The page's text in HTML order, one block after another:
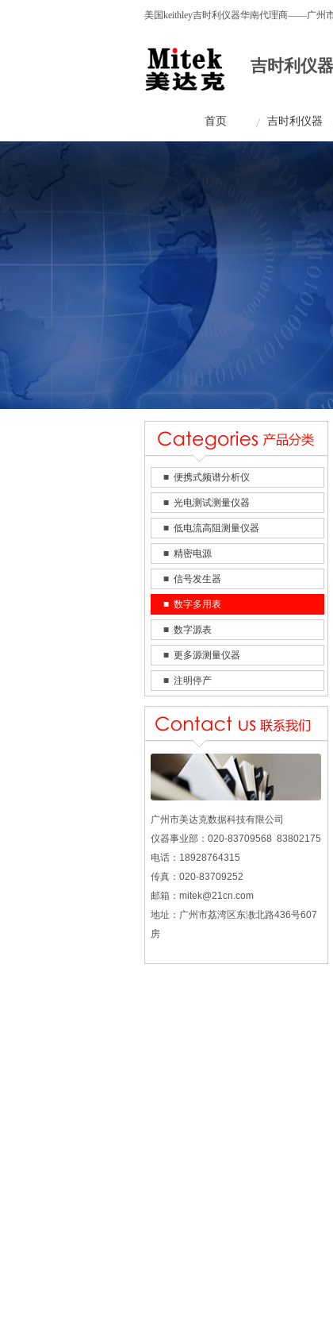
美国keithley吉时利仪器华南代理商——广州
产品。
吉时利仪
首页 吉时利仪器
■ 便携式频谱分析仪
■ 光电测试测量仪器
■ 低电流高阻测量仪器
■ 精密电源
■ 信号发生器
■ 数字多用表
■ 数字源表
■ 更多源测量仪器
■ 注明停产
广州市美达克数据科技有限公司
仪器事业部：020-83709568 83802175
电话：18928764315
传真：020-83709252
邮箱：mitek@21cn.com
地址：广州市荔湾区东漖北路436号607
房